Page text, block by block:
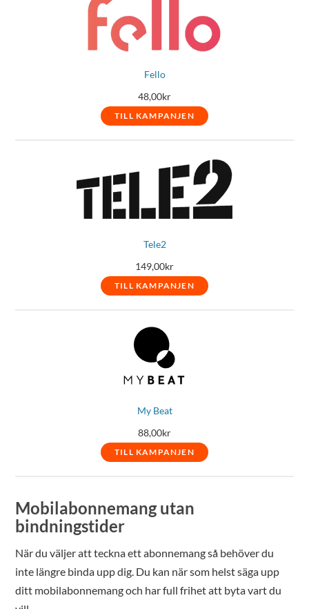
Fello
48,00kr
TILL KAMPANJEN
Tele2
149,00kr
TILL KAMPANJEN
My Beat
88,00kr
TILL KAMPANJEN
Mobilabonnemang utan
bindningstider
När du väljer att teckna ett abonnemang så behöver du
inte längre binda upp dig. Du kan när som helst säga upp
ditt mobilabonnemang och har full frihet att byta vart du